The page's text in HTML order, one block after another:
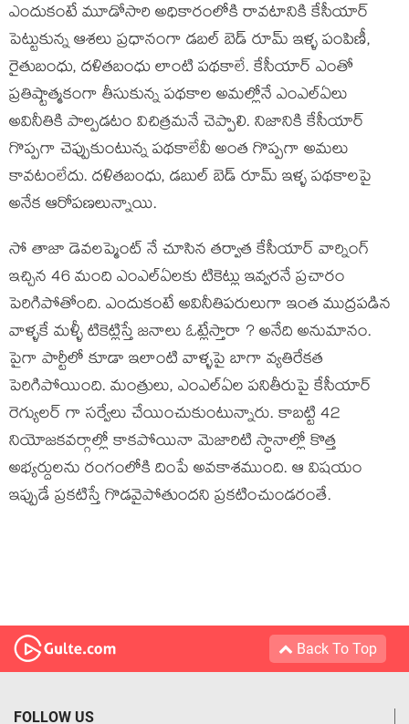
ఎందుకంటే మూడోసారి అధికారంలోకి రావటానికి కేసీయార్
పెట్టుకున్న ఆశలు ప్రధానంగా డబల్ బెడ్ రూమ్ ఇళ్ళ పంపిణీ,
రైతుబంధు, దళితబంధు లాంటి పథకాలే. కేసీయార్ ఎంతో
ప్రతిష్టాత్మకంగా తీసుకున్న పథకాల అమల్లోనే ఎంఎల్ఏలు
అవినీతికి పాల్పడటం విచిత్రమనే చెప్పాలి. నిజానికి కేసీయార్
గొప్పగా చెప్పుకుంటున్న పథకాలేవీ అంత గొప్పగా అమలు
కావటంలేదు. దళితబంధు, డబుల్ బెడ్ రూమ్ ఇళ్ళ పథకాలపై
అనేక ఆరోపణలున్నాయి.
సో తాజా డెవలప్మెంట్ నే చూసిన తర్వాత కేసీయార్ వార్నింగ్
ఇచ్చిన 46 మంది ఎంఎల్ఏలకు టికెట్లు ఇవ్వరనే ప్రచారం
పెరిగిపోతోంది. ఎందుకంటే అవినీతిపరులుగా ఇంత ముద్రపడిన
వాళ్ళకే మళ్ళీ టికెట్లిస్తే జనాలు ఓట్లేస్తారా ? అనేది అనుమానం.
పైగా పార్టీలో కూడా ఇలాంటి వాళ్ళపై బాగా వ్యతిరేకత
పెరిగిపోయింది. మంత్రులు, ఎంఎల్ఏల పనితీరుపై కేసీయార్
రెగ్యులర్ గా సర్వేలు చేయించుకుంటున్నారు. కాబట్టి 42
నియోజకవర్గాల్లో కాకపోయినా మెజారిటి స్ధానాల్లో కొత్త
అభ్యర్దులను రంగంలోకి దింపే అవకాశముంది. ఆ విషయం
ఇప్పుడే ప్రకటిస్తే గొడవైపోతుందని ప్రకటించుండరంతే.
Back To Top
FOLLOW US